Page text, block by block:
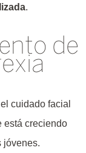
.
de
cuidado facial
está creciendo
jóvenes.